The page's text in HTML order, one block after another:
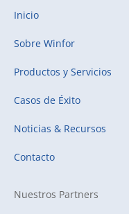
Inicio
Sobre Winfor
Productos y Servicios
Casos de Éxito
Noticias & Recursos
Contacto
Nuestros Partners